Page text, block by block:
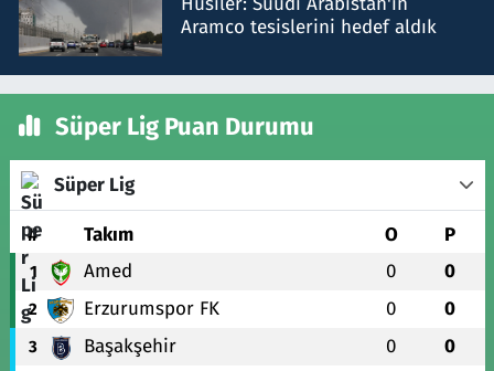
Aramco tesislerini hedef aldık
Süper Lig Puan Durumu
Süper Lig
# Takım O P
1 Amed 0 0
2 Erzurumspor FK 0 0
3 Başakşehir 0 0